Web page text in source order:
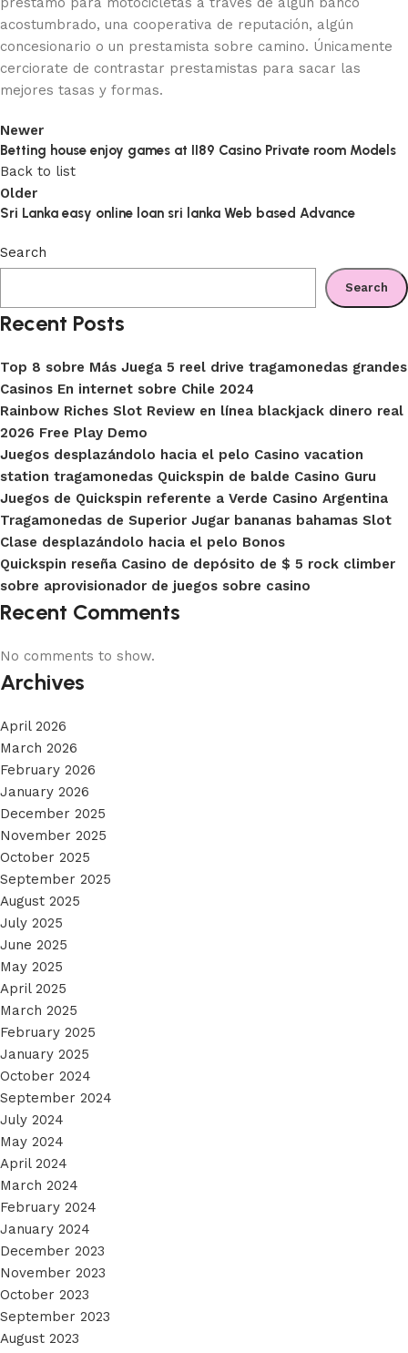
acostumbrado, una cooperativa de reputación, algún
concesionario o un prestamista sobre camino. Únicamente
cerciorate de contrastar prestamistas para sacar las
mejores tasas y formas.
Newer
Betting house enjoy games at II89 Casino Private room Models
Back to list
Older
Sri Lanka easy online loan sri lanka Web based Advance
Search
Search
Recent Posts
Top 8 sobre Más Juega 5 reel drive tragamonedas grandes
Casinos En internet sobre Chile 2024
Rainbow Riches Slot Review en línea blackjack dinero real
2026 Free Play Demo
Juegos desplazándolo hacia el pelo Casino vacation
station tragamonedas Quickspin de balde Casino Guru
Juegos de Quickspin referente a Verde Casino Argentina
Tragamonedas de Superior Jugar bananas bahamas Slot
Clase desplazándolo hacia el pelo Bonos
Quickspin reseña Casino de depósito de $ 5 rock climber
sobre aprovisionador de juegos sobre casino
Recent Comments
No comments to show.
Archives
April 2026
March 2026
February 2026
January 2026
December 2025
November 2025
October 2025
September 2025
August 2025
July 2025
June 2025
May 2025
April 2025
March 2025
February 2025
January 2025
October 2024
September 2024
July 2024
May 2024
April 2024
March 2024
February 2024
January 2024
December 2023
November 2023
October 2023
September 2023
August 2023